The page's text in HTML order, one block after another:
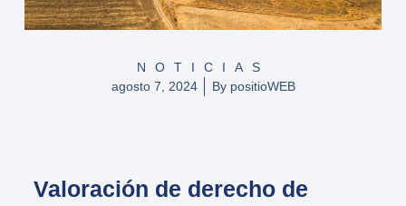
NOTICIAS
agosto 7, 2024
BypositioWEB
Valoración de derecho de